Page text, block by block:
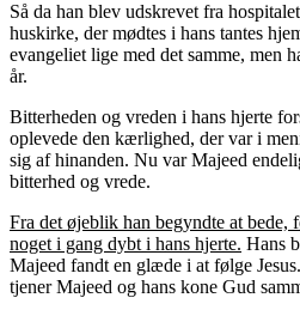
Så da han blev udskrevet fra
huskirke, der mødtes i hans tantes
evangeliet lige med det samme, men
år.
Bitterheden og vreden i hans hjerte
oplevede den kærlighed, der var i
sig af hinanden. Nu var Majeed
bitterhed og vrede.
Fra det øjeblik han begyndte at bede,
noget i gang dybt i hans hjerte. Hans
Majeed fandt en glæde i at følge
tjener Majeed og hans kone Gud